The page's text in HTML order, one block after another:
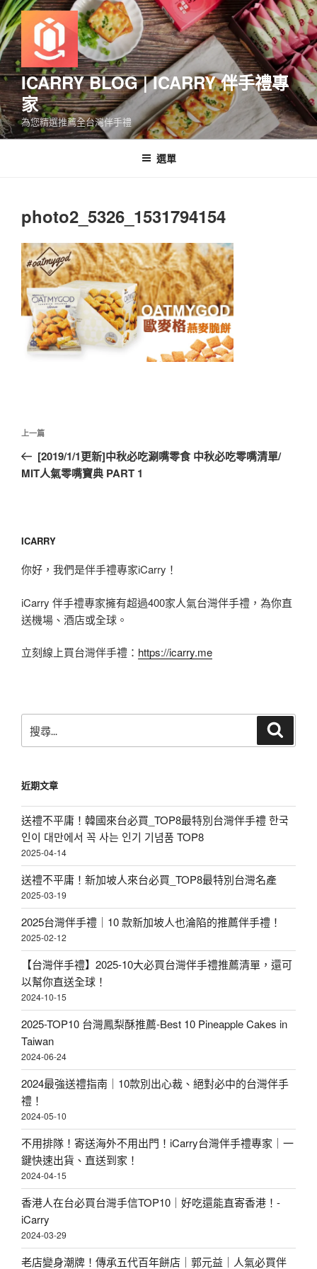
跳
至
主
要
內
容
ICARRY BLOG | ICARRY 伴手禮專
家
為您精選推薦全台灣伴手禮
選單
photo2_5326_1531794154
文
導
上
一
篇
上一篇
[2019/1/1更新]中秋必吃涮嘴零食 中秋必吃零嘴清單/
MIT人氣零嘴寶典 PART 1
ICARRY
你好，我們是伴手禮專家iCarry！
iCarry 伴手禮專家擁有超過400家人氣台灣伴手禮，為你直
送機場、酒店或全球。
立刻線上買台灣伴手禮： https://icarry.me
尋
字:
近期文章
送禮不平庸！韓國來台必買_TOP8最特別台灣伴手禮 한국
인이 대만에서 꼭 사는 인기 기념품 TOP8
2025-04-14
送禮不平庸！新加坡人來台必買_TOP8最特別台灣名產
2025-03-19
2025台灣伴手禮｜10 款新加坡人也淪陷的推薦伴手禮！
2025-02-12
【台灣伴手禮】2025-10大必買台灣伴手禮推薦清單，還可
以幫你直送全球！
2024-10-15
2025-TOP10 台灣鳳梨酥推薦-Best 10 Pineapple Cakes in
Taiwan
2024-06-24
2024最強送禮指南｜10款別出心裁、絕對必中的台灣伴手
禮！
2024-05-10
不用排隊！寄送海外不用出門！iCarry台灣伴手禮專家｜一
鍵快速出貨、直送到家！
2024-04-15
香港人在台必買台灣手信TOP10｜好吃還能直寄香港！-
iCarry
2024-03-29
老店變身潮牌！傳承五代百年餅店｜郭元益｜人氣必買伴